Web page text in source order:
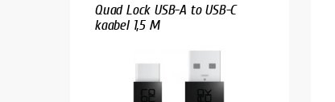
Quad Lock USB-A to USB-C
kaabel 1,5 M